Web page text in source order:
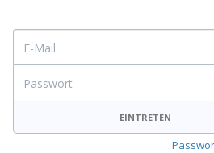
E-Mail
EINTRETEN